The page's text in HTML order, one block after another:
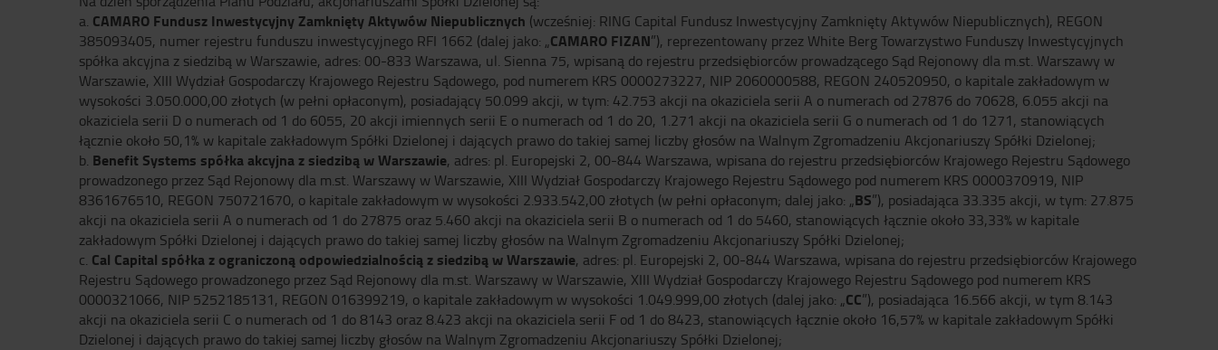
a. CAMARO Fundusz Inwestycyjny Zamknięty Aktywów Niepublicznych (wcześniej: RING Capital Fundusz Inwestycyjny Zamknięty Aktywów Niepublicznych), REGON
385093405, numer rejestru funduszu inwestycyjnego RFI 1662 (dalej jako: „CAMARO FIZAN”), reprezentowany przez White Berg Towarzystwo Funduszy Inwestycyjnych
spółka akcyjna z siedzibą w Warszawie, adres: 00-833 Warszawa, ul. Sienna 75, wpisaną do rejestru przedsiębiorców prowadzącego Sąd Rejonowy dla m.st. Warszawy w
Warszawie, XIII Wydział Gospodarczy Krajowego Rejestru Sądowego, pod numerem KRS 0000273227, NIP 2060000588, REGON 240520950, o kapitale zakładowym w
wysokości 3.050.000,00 złotych (w pełni opłaconym), posiadający 50.099 akcji, w tym: 42.753 akcji na okaziciela serii A o numerach od 27876 do 70628, 6.055 akcji na
okaziciela serii D o numerach od 1 do 6055, 20 akcji imiennych serii E o numerach od 1 do 20, 1.271 akcji na okaziciela serii G o numerach od 1 do 1271, stanowiących
łącznie około 50,1% w kapitale zakładowym Spółki Dzielonej i dających prawo do takiej samej liczby głosów na Walnym Zgromadzeniu Akcjonariuszy Spółki Dzielonej;
b. Benefit Systems spółka akcyjna z siedzibą w Warszawie, adres: pl. Europejski 2, 00-844 Warszawa, wpisana do rejestru przedsiębiorców Krajowego Rejestru Sądowego
prowadzonego przez Sąd Rejonowy dla m.st. Warszawy w Warszawie, XIII Wydział Gospodarczy Krajowego Rejestru Sądowego pod numerem KRS 0000370919, NIP
8361676510, REGON 750721670, o kapitale zakładowym w wysokości 2.933.542,00 złotych (w pełni opłaconym; dalej jako: „BS”), posiadająca 33.335 akcji, w tym: 27.875
akcji na okaziciela serii A o numerach od 1 do 27875 oraz 5.460 akcji na okaziciela serii B o numerach od 1 do 5460, stanowiących łącznie około 33,33% w kapitale
zakładowym Spółki Dzielonej i dających prawo do takiej samej liczby głosów na Walnym Zgromadzeniu Akcjonariuszy Spółki Dzielonej;
c. Cal Capital spółka z ograniczoną odpowiedzialnością z siedzibą w Warszawie, adres: pl. Europejski 2, 00-844 Warszawa, wpisana do rejestru przedsiębiorców Krajowego
Rejestru Sądowego prowadzonego przez Sąd Rejonowy dla m.st. Warszawy w Warszawie, XIII Wydział Gospodarczy Krajowego Rejestru Sądowego pod numerem KRS
0000321066, NIP 5252185131, REGON 016399219, o kapitale zakładowym w wysokości 1.049.999,00 złotych (dalej jako: „CC”), posiadająca 16.566 akcji, w tym 8.143
akcji na okaziciela serii C o numerach od 1 do 8143 oraz 8.423 akcji na okaziciela serii F od 1 do 8423, stanowiących łącznie około 16,57% w kapitale zakładowym Spółki
Dzielonej i dających prawo do takiej samej liczby głosów na Walnym Zgromadzeniu Akcjonariuszy Spółki Dzielonej;